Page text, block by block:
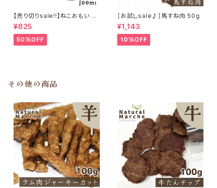
【売り切りsale!!】ねこおもい 猫
ご飯の吐き戻しに 酵素と食物繊
維 100ml
¥825
50%OFF
［お試しsale♪］馬すね肉 50g
¥1,143
10%OFF
その他の商品